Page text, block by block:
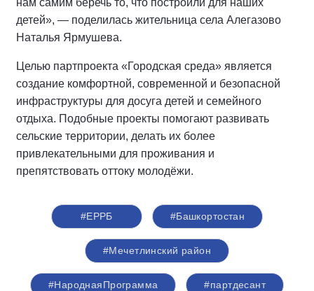
нам самим беречь то, что построили для наших
детей», — поделилась жительница села Алегазово
Наталья Ярмушева.
Целью партпроекта «Городская среда» является
создание комфортной, современной и безопасной
инфраструктуры для досуга детей и семейного
отдыха. Подобные проекты помогают развивать
сельские территории, делать их более
привлекательными для проживания и
препятствовать оттоку молодёжи.
#ЕРРБ #Башкортостан
#Мечетлинский район
#НароднаяПрограмма #партдесант